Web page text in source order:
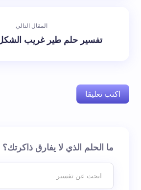
المقال التالي
تفسير حلم طير غريب
اكتب تعليقا
لن يتم نشر عنوان بريدك الإلكتروني.
ما الحلم الذي لا يفارق ذاكرتك؟